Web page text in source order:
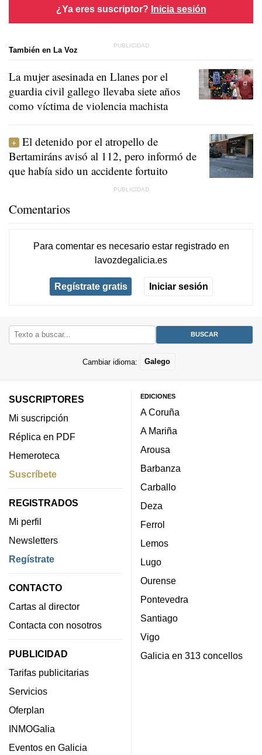
¿Ya eres suscriptor? Inicia sesión
También en La Voz
La mujer asesinada en Llanes por el
guardia civil gallego llevaba siete años
como víctima de violencia machista
El detenido por el atropello de
Bertamiráns avisó al 112, pero informó de
que había sido un accidente fortuito
Comentarios
Para comentar es necesario estar registradoen
lavozdegalicia.es
Regístrate gratis Iniciar sesión
Cambiar idioma: Galego
SUSCRIPTORES
Mi suscripción
Réplica en PDF
Hemeroteca
Suscríbete
REGISTRADOS
Mi perfil
Newsletters
Regístrate
CONTACTO
Cartas al director
Contacta con nosotros
PUBLICIDAD
Tarifas publicitarias
Servicios
Oferplan
INMOGalia
Eventos en Galicia
EDICIONES
A Coruña
A Mariña
Arousa
Barbanza
Carballo
Deza
Ferrol
Lemos
Lugo
Ourense
Pontevedra
Santiago
Vigo
Galicia en 313 concellos